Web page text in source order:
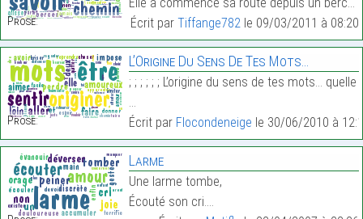
Prose:
Écrit par Tiffange782le 09/03/2011 à 08:20
Prose:
L’Origine Du Sens De Tes Mots…
; ; ; ; ; ; L’origine du sens de tes mots… quelle
…
Écrit par Flocondeneige le 30/06/2010 à
Larme
Une larme tombe,
Écouté son cri.…